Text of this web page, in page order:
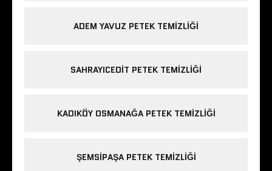
ADEM YAVUZ PETEK TEMIZLIĞI
SAHRAYICEDIT PETEK TEMIZLIĞI
KADIKÖY OSMANAĞA PETEK TEMIZLIĞI
ŞEMSIPAŞA PETEK TEMIZLIĞI